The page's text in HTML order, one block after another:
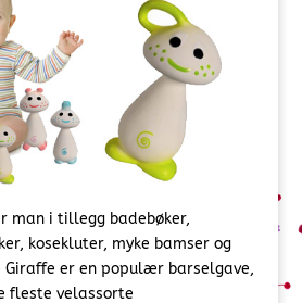
man i tillegg badebøker,
kosekluter, myke bamser og
Giraffe er en populær barselgave,
fleste velassorte